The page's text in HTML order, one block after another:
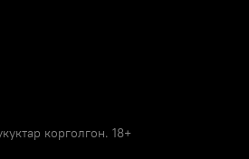
корголгон. 18+